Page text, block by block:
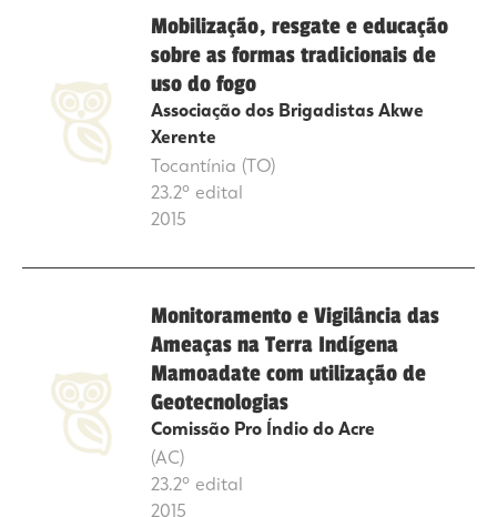
Mobilização, resgate e educação
sobre as formas tradicionais de
uso do fogo
Associação dos Brigadistas Akwe
Xerente
Tocantínia (TO)
23.2º edital
2015
Monitoramento e Vigilância das
Ameaças na Terra Indígena
Mamoadate com utilização de
Geotecnologias
Comissão Pro Índio do Acre
(AC)
23.2º edital
2015